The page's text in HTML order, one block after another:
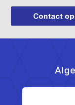
Contact